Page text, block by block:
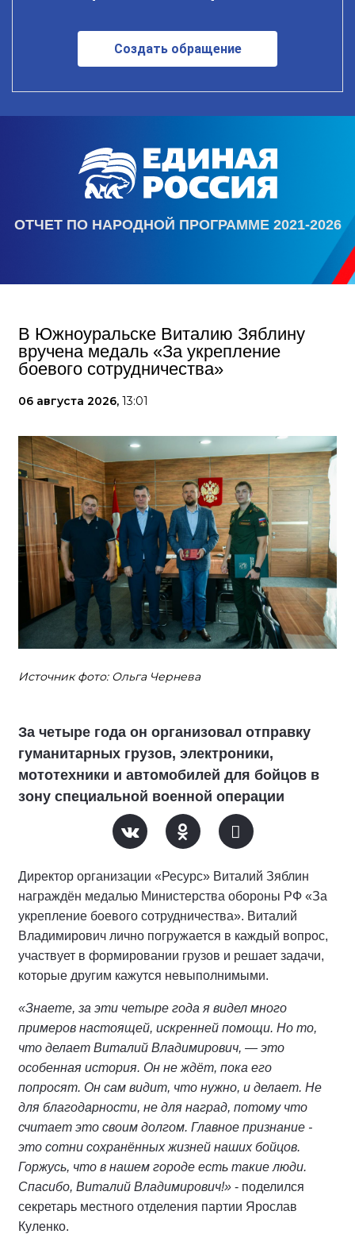
Создать обращение
ОТЧЕТ ПО НАРОДНОЙ ПРОГРАММЕ 2021-2026
В Южноуральске Виталию Зяблину
вручена медаль «За укрепление
боевого сотрудничества»
06 августа 2026, 13:01
Источник фото: Ольга Чернева
За четыре года он организовал отправку
гуманитарных грузов, электроники,
мототехники и автомобилей для бойцов в
зону специальной военной операции
Директор организации «Ресурс» Виталий Зяблин
награждён медалью Министерства обороны РФ «За
укрепление боевого сотрудничества». Виталий
Владимирович лично погружается в каждый вопрос,
участвует в формировании грузов и решает задачи,
которые другим кажутся невыполнимыми.
«Знаете, за эти четыре года я видел много
примеров настоящей, искренней помощи. Но то,
что делает Виталий Владимирович, — это
особенная история. Он не ждёт, пока его
попросят. Он сам видит, что нужно, и делает. Не
для благодарности, не для наград, потому что
считает это своим долгом. Главное признание -
это сотни сохранённых жизней наших бойцов.
Горжусь, что в нашем городе есть такие люди.
Спасибо, Виталий Владимирович!» - поделился
секретарь местного отделения партии Ярослав
Куленко.